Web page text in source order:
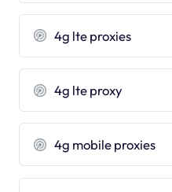
4g lte proxies
4g lte proxy
4g mobile proxies